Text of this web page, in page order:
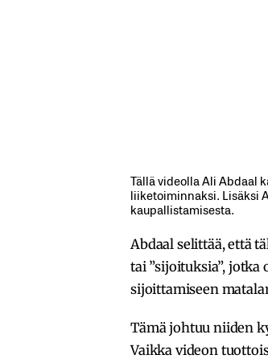
Tällä videolla Ali Abdaal
liiketoiminnaksi. Lisäksi
kaupallistamisesta.
Abdaal selittää, että
tai ”sijoituksia”,
sijoittamiseen
Tämä johtuu niiden
Vaikka videon